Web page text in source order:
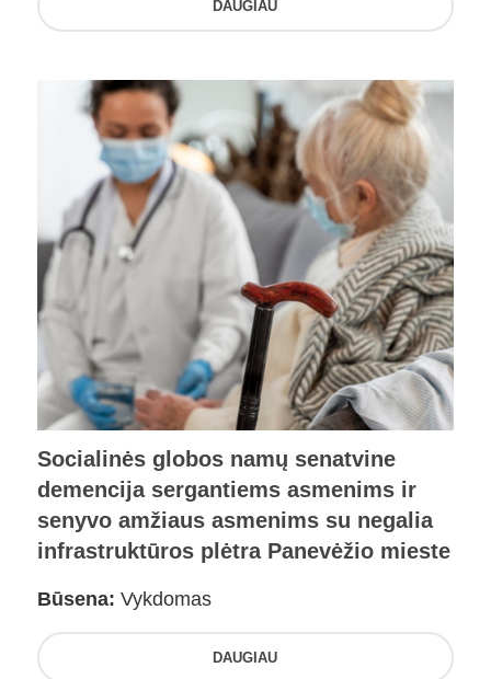
DAUGIAU
Socialinės globos namų senatvine
demencija sergantiems asmenims ir
senyvo amžiaus asmenims su negalia
infrastruktūros plėtra Panevėžio mieste
Būsena: Vykdomas
DAUGIAU